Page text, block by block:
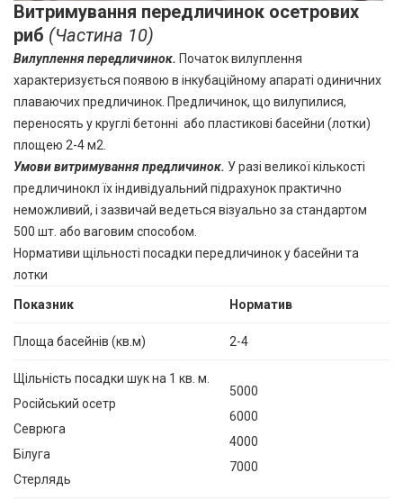
Витримування передличинок осетрових
риб (Частина 10)
Вилуплення передличинок. Початок вилуплення
характеризується появою в інкубаційному апараті одиничних
плаваючих предличинок. Предличинок, що вилупилися,
переносять у круглі бетонні або пластикові басейни (лотки)
площею 2-4 м2.
Умови витримування предличинок. У разі великої кількості
предличинокл їх індивідуальний підрахунок практично
неможливий, і зазвичай ведеться візуально за стандартом
500 шт. або ваговим способом.
Нормативи щільності посадки передличинок у басейни та
лотки
Показник Норматив
Площа басейнів (кв.м) 2-4
Щільність посадки шук на 1 кв. м.
Російський осетр
Севрюга
Білуга
Стерлядь
5000
6000
4000
7000